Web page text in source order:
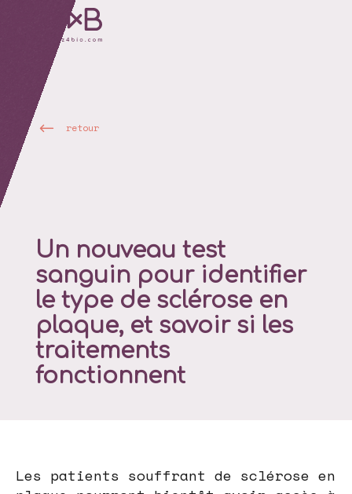
retour
Un nouveau test
sanguin pour identifier
le type de sclérose en
plaque, et savoir si les
traitements
fonctionnent
Les patients souffrant de sclérose en